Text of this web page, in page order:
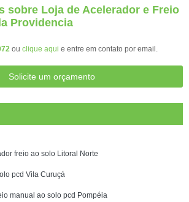
sobre Loja de Acelerador e Freio
Providencia
ou clique aqui e entre em contato por email.
Solicite um orçamento
freio ao solo Litoral Norte
pcd Vila Curuçá
manual ao solo pcd Pompéia